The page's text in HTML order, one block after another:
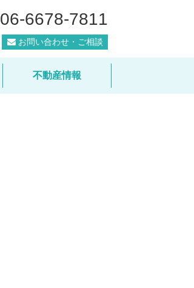
06-6678-7811
お問い合わせ・ご相談
不動産情報